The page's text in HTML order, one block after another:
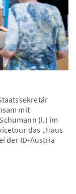
mit
(l.) im
das „Haus
der ID-Austria